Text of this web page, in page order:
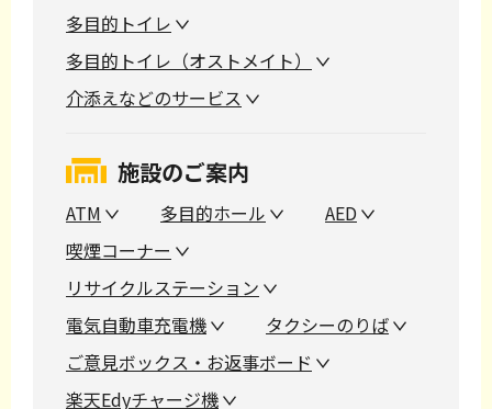
多目的トイレ
多目的トイレ（オストメイト）
介添えなどのサービス
施設のご案内
ATM 多目的ホール
AED
喫煙コーナー
リサイクルステーション
電気自動車充電機
タクシーのりば
ご意見ボックス・お返事ボード
楽天Edyチャージ機